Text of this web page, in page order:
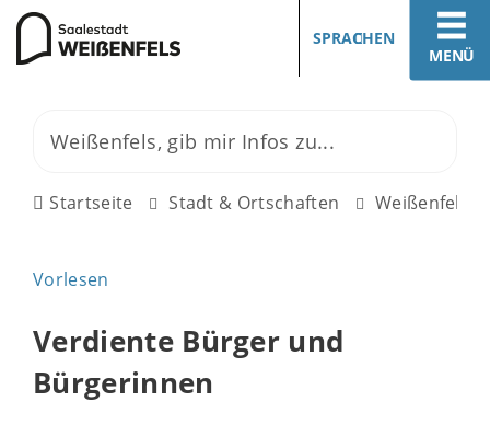
MENÜ
SPRACHEN
Startseite Stadt & Ortschaften Weißenfels
Vorlesen
Verdiente Bürger und
Bürgerinnen